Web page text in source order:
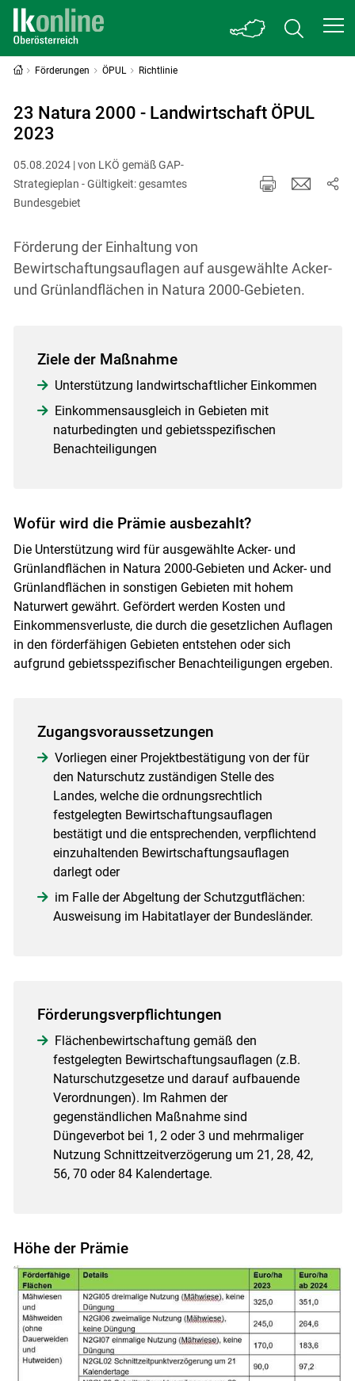
Förderungen ÖPUL Richtlinie
23 Natura 2000 - Landwirtschaft ÖPUL
2023
05.08.2024 | von LKÖ gemäß GAP-
Strategieplan - Gültigkeit: gesamtes
Bundesgebiet
Förderung der Einhaltung von
Bewirtschaftungsauflagen auf ausgewählte Acker-
und Grünlandflächen in Natura 2000-Gebieten.
Ziele der Maßnahme
Unterstützung landwirtschaftlicher Einkommen
Einkommensausgleich in Gebieten mit
naturbedingten und gebietsspezifischen
Benachteiligungen
Wofür wird die Prämie ausbezahlt?
Die Unterstützung wird für ausgewählte Acker- und
Grünlandflächen in Natura 2000-Gebieten und Acker- und
Grünlandflächen in sonstigen Gebieten mit hohem
Naturwert gewährt. Gefördert werden Kosten und
Einkommensverluste, die durch die gesetzlichen Auflagen
in den förderfähigen Gebieten entstehen oder sich
aufgrund gebietsspezifischer Benachteiligungen ergeben.
Zugangsvoraussetzungen
Vorliegen einer Projektbestätigung von der für
den Naturschutz zuständigen Stelle des
Landes, welche die ordnungsrechtlich
festgelegten Bewirtschaftungsauflagen
bestätigt und die entsprechenden, verpflichtend
einzuhaltenden Bewirtschaftungsauflagen
darlegt oder
im Falle der Abgeltung der Schutzgutflächen:
Ausweisung im Habitatlayer der Bundesländer.
Förderungsverpflichtungen
Flächenbewirtschaftung gemäß den
festgelegten Bewirtschaftungsauflagen (z.B.
Naturschutzgesetze und darauf aufbauende
Verordnungen). Im Rahmen der
gegenständlichen Maßnahme sind
Düngeverbot bei 1, 2 oder 3 und mehrmaliger
Nutzung Schnittzeitverzögerung um 21, 28, 42,
56, 70 oder 84 Kalendertage.
Höhe der Prämie